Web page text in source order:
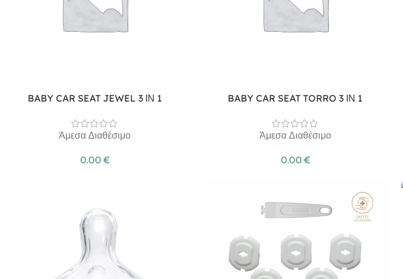
BABY CAR SEAT JEWEL 3 ΙΝ 1
Άμεσα Διαθέσιμο
0.00 €
BABY CAR SEAT TORRO 3 ΙΝ 1
Άμεσα Διαθέσιμο
0.00 €